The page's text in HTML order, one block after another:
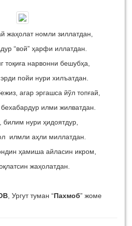
жаҳолат номли зиллатдан,
“вой” ҳарфи иллатдан.
тоқиға нарвонни бешубҳа,
пойи нури хилъатдан.
агар эргашса йўл топғай,
илми жилватдан.
нури ҳидоятдур,
илмли аҳли миллатдан.
ҳамиша айласин икром,
жаҳолатдан.
, Ургут туман “Пахмоб” жоме